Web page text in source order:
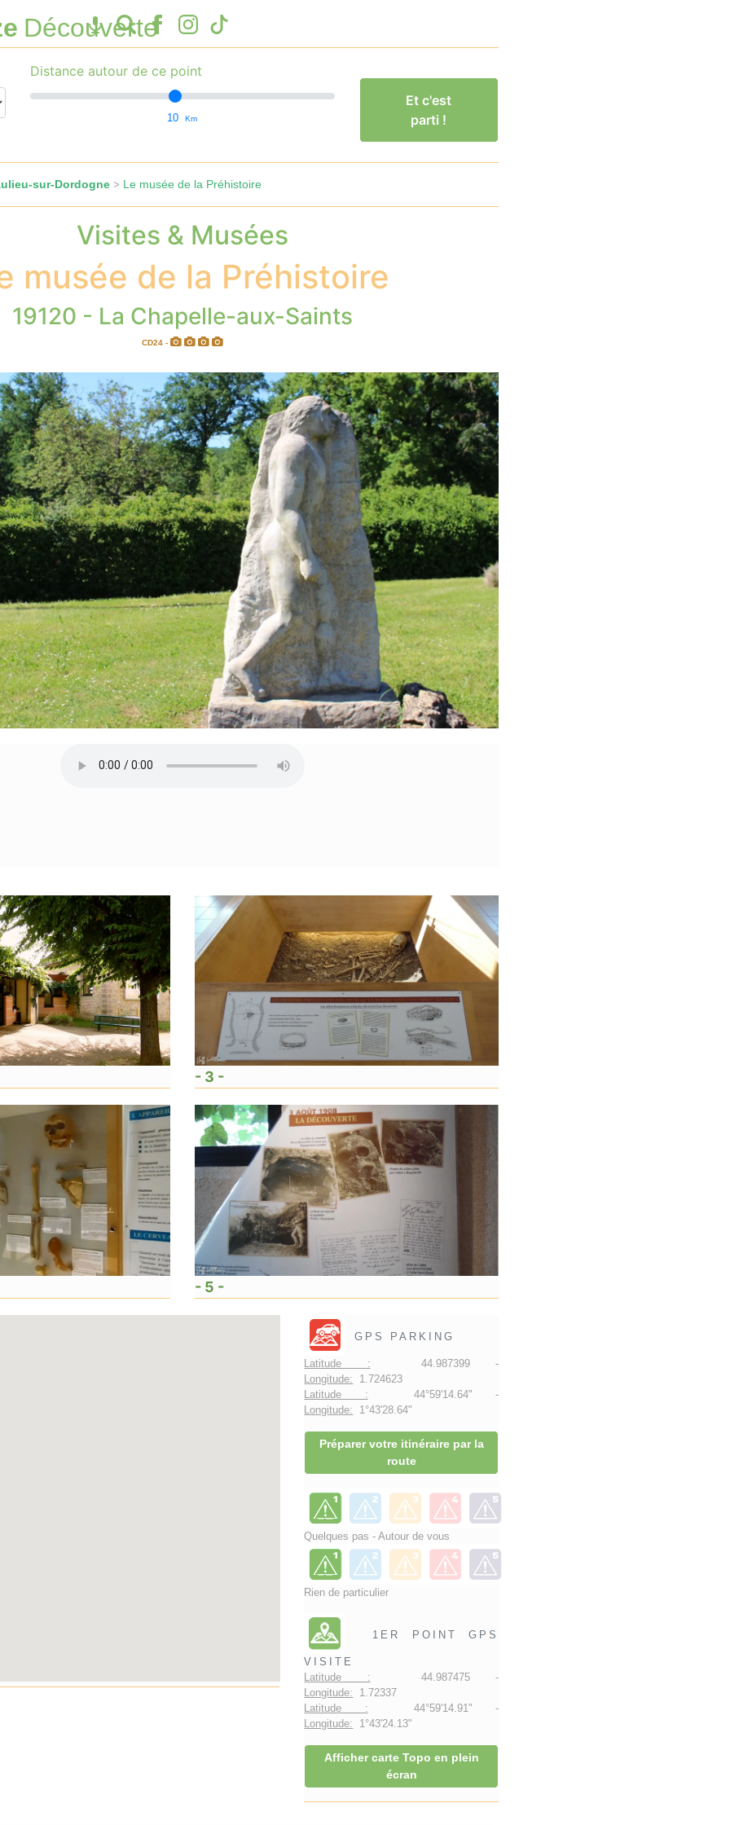
Découverte
Distance autour de ce point
10 Km
Et c'est
parti !
sur-Dordogne> Le musée de la Préhistoire
Visites & Musées
musée de la Préhistoire
19120 - La Chapelle-aux-Saints
CD24 -
- 3 -
- 5 -
GPS PARKING
Latitude : 44.987399 -
Longitude: 1.724623
Latitude : 44°59'14.64" -
Longitude: 1°43'28.64"
Préparer votre itinéraire par la
route
Quelques pas - Autour de vous
Rien de particulier
1ER POINT GPS
VISITE
Latitude : 44.987475 -
Longitude: 1.72337
Latitude : 44°59'14.91" -
Longitude: 1°43'24.13"
Afficher carte Topo en plein
écran